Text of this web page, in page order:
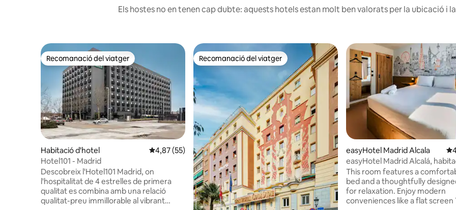
Els hostes no en tenen cap dubte: aquests hotels estan molt ben valorats per la ubicació i
Recomanació del viatger
Recomanació del viatger
Habitació d'hotel 4,87 de puntuació mitjana d'un total de 5; 55 avaluacions
4,87 (55)
Hotel101 - Madrid
Descobreix l'Hotel101 Madrid, on
l'hospitalitat de 4 estrelles de primera
qualitat es combina amb una relació
qualitat-preu immillorable al vibrant
Recomanació del viatger
Recomanació del viatger
easyHotel Madrid Alcala
easyHotel Madrid Alcalá,
estàndard
This room features a
bed and a thoughtfully
for relaxation. Enjoy modern
conveniences like a flat screen